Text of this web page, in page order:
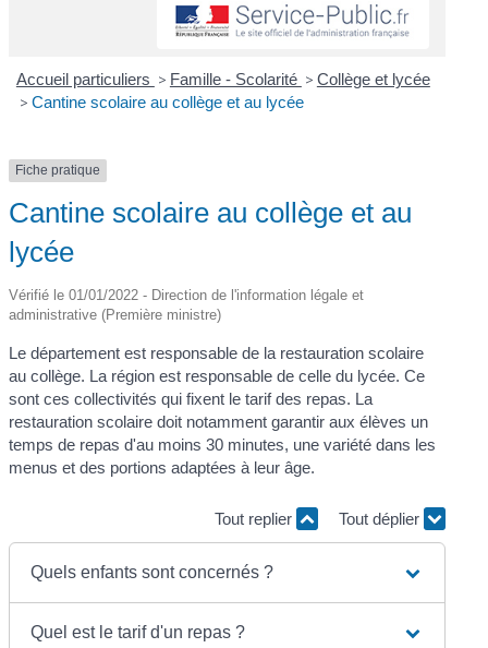
Accueil particuliers > Famille - Scolarité > Collège et lycée
> Cantine scolaire au collège et au lycée
Fiche pratique
Cantine scolaire au collège et au
lycée
Vérifié le 01/01/2022 - Direction de l'information légale et
administrative (Première ministre)
Le département est responsable de la restauration scolaire
au collège. La région est responsable de celle du lycée. Ce
sont ces collectivités qui fixent le tarif des repas. La
restauration scolaire doit notamment garantir aux élèves un
temps de repas d'au moins 30 minutes, une variété dans les
menus et des portions adaptées à leur âge.
Tout replier Tout déplier
Quels enfants sont concernés ?
Quel est le tarif d'un repas ?